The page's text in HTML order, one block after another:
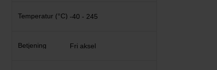
-40 - 245
Fri aksel